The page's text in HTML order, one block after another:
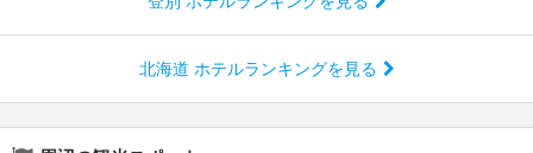
北海道 ホテルランキングを見る